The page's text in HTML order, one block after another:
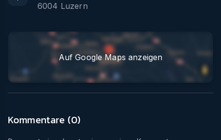
6004 Luzern
Auf Google Maps anzeigen
Kommentare (0)